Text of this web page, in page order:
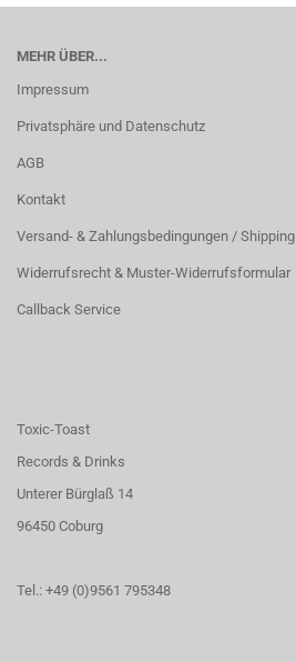
MEHR ÜBER...
Impressum
Privatsphäre und Datenschutz
AGB
Kontakt
Versand- & Zahlungsbedingungen / Shipping
Widerrufsrecht & Muster-Widerrufsformular
Callback Service
Toxic-Toast
Records & Drinks
Unterer Bürglaß 14
96450 Coburg
Tel.: +49 (0)9561 795348